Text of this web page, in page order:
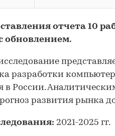
отчета 10
обновлением.
разработки
в России.
развития рынка
2021-2025 гг.